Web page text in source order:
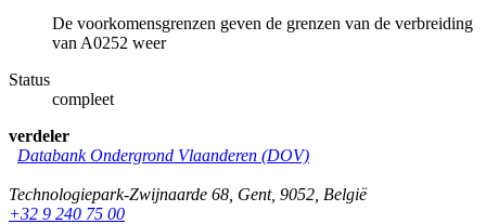
De voorkomensgrenzen geven de grenzen van de verbreiding
van A0252 weer
Status
compleet
verdeler
Databank Ondergrond Vlaanderen (DOV)
Technologiepark-Zwijnaarde 68 Gent, 9052 België
+32 9 240 75 00